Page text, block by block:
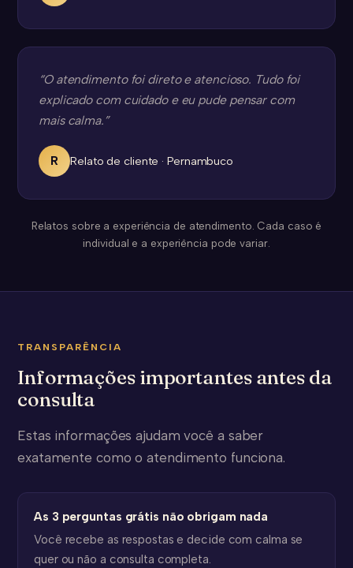
“O atendimento foi direto e atencioso. Tudo foi
explicado com cuidado e eu pude pensar com
mais calma.”
R Relato de cliente · Pernambuco
Relatos sobre a experiência de atendimento. Cada caso é
individual e a experiência pode variar.
TRANSPARÊNCIA
Informações importantes antes da
consulta
Estas informações ajudam você a saber
exatamente como o atendimento funciona.
As 3 perguntas grátis não obrigam nada
Você recebe as respostas e decide com calma se
quer ou não a consulta completa.